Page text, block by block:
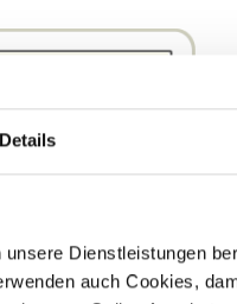
Details
Dienstleistungen
auch Cookies,